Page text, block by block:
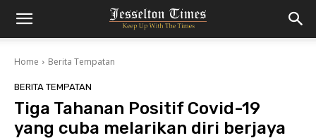
Home Berita Tempatan
BERITA TEMPATAN
Tiga Tahanan Positif Covid-19
yang cuba melarikan diri berjaya